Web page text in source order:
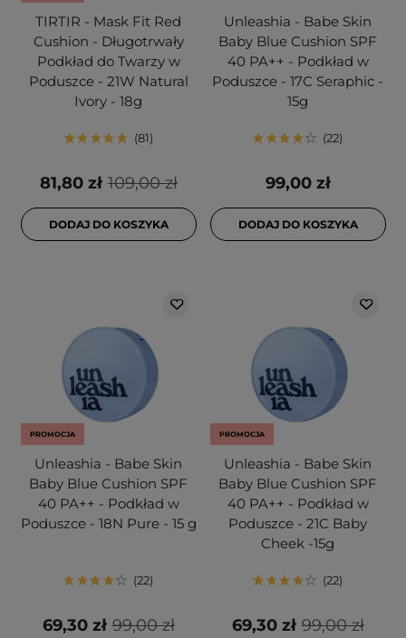
TIRTIR - Mask Fit Red
Cushion - Długotrwały
Podkład do Twarzy w
Poduszce - 21W Natural
Ivory - 18g
81
109,00 zł
81,80 zł
DODAJ DO KOSZYKA
Unleashia - Babe Skin
Baby Blue Cushion SPF
40 PA++ - Podkład w
Poduszce - 17C Seraphic -
15g
22
99,00 zł
DODAJ DO KOSZYKA
PROMOCJA
Unleashia - Babe Skin
Baby Blue Cushion SPF
40 PA++ - Podkład w
Poduszce - 18N Pure - 15 g
22
99,00 zł
69,30 zł
PROMOCJA
Unleashia - Babe Skin
Baby Blue Cushion SPF
40 PA++ - Podkład w
Poduszce - 21C Baby
Cheek -15g
22
99,00 zł
69,30 zł